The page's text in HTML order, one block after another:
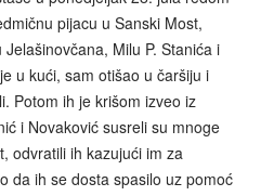
pijacu u Sanski Most,
Milu P. Stanića i
u kući, sam otišao u čaršiju i
Potom ih je krišom izveo iz
i Novaković susreli su mnoge
odvratili ih kazujući im za
da ih se dosta spasilo uz pomoć